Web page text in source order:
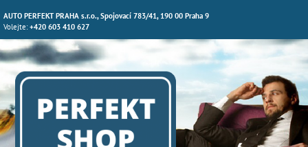
AUTO PERFEKT PRAHA s.r.o., Spojovací 783/41, 190 00 Praha 9
Volejte:+420 603 410 627